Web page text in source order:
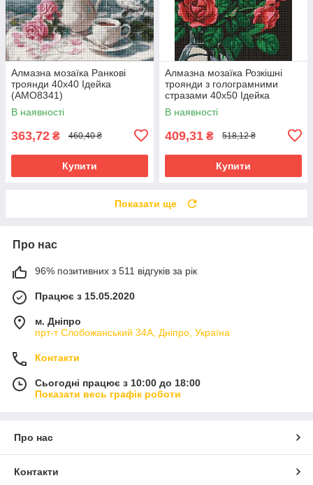
Алмазна мозаїка Ранкові
троянди 40х40 Ідейка
(AMO8341)
В наявності
363,72 ₴ 460,40 ₴
Купити
Алмазна мозаїка Розкішні
троянди з голограмними
стразами 40х50 Ідейка
(AMO7999)
В наявності
409,31 ₴ 518,12 ₴
Купити
Показати ще
Про нас
96% позитивних з 511 відгуків за рік
Працює з 15.05.2020
м. Дніпро
прт-т Слобожанський 34А, Дніпро, Україна
Контакти
Сьогодні працює з 10:00 до 18:00
Показати весь графік роботи
Про нас
Контакти